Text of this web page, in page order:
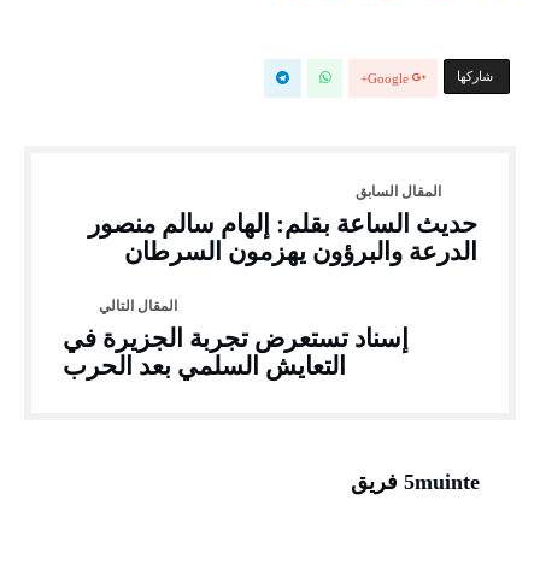
‫‫ شاركها‬ Google+
حديث الساعة بقلم: إلهام سالم منصور
الدرعة والبرؤون يهزمون السرطان
إسناد تستعرض تجربة الجزيرة في
التعايش السلمي بعد الحرب
5muinte فريق